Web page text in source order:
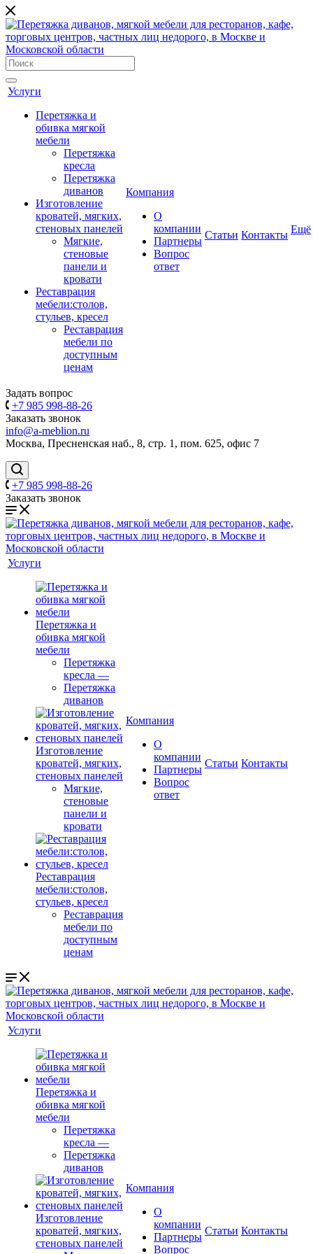
Услуги
Перетяжка и
обивка мягкой
мебели
Перетяжка
кресла
Перетяжка
диванов
Изготовление
кроватей, мягких,
стеновых панелей
Мягкие,
стеновые
панели и
кровати
Реставрация
мебели:столов,
стульев, кресел
Реставрация
мебели по
доступным
ценам
Компания
О
компании
Партнеры
Вопрос
ответ
Cтатьи Контакты Ещё
Задать вопрос
+7 985 998-88-26
Заказать звонок
info@a-meblion.ru
Москва, Пресненская наб., 8, стр. 1, пом. 625, офис 7
+7 985 998-88-26
Заказать звонок
Услуги
Перетяжка и
обивка мягкой
мебели
Перетяжка
кресла —
Перетяжка
диванов
Изготовление
кроватей, мягких,
стеновых панелей
Мягкие,
стеновые
панели и
кровати
Реставрация
мебели:столов,
стульев, кресел
Реставрация
мебели по
доступным
ценам
Компания
О
компании
Партнеры
Вопрос
ответ
Cтатьи Контакты
Услуги
Перетяжка и
обивка мягкой
мебели
Перетяжка
кресла —
Перетяжка
диванов
Изготовление
кроватей, мягких,
стеновых панелей
Компания
О
компании
Партнеры
Вопрос
Cтатьи Контакты